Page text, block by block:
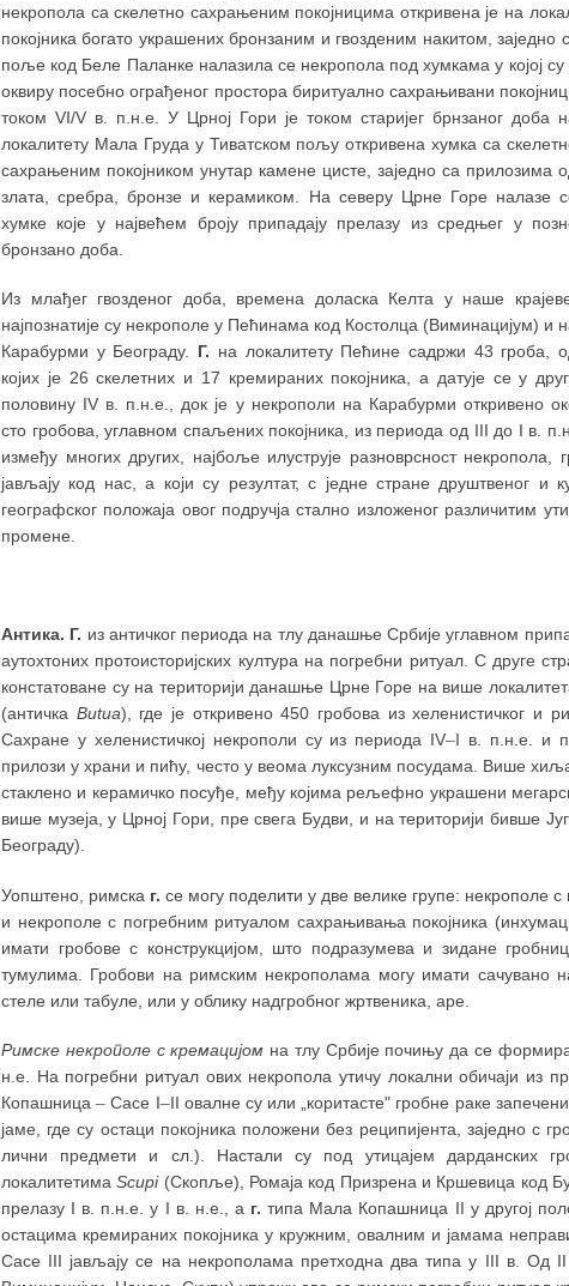
некропола са скелетно сахрањеним покојницима откривена је на
покојника богато украшених бронзаним и гвозденим накитом, заједно
поље код Беле Паланке налазила се некропола под хумкама у којој су
оквиру посебно ограђеног простора биритуално сахрањивани
током VI/V в. п.н.е. У Црној Гори је током старијег брнзаног доба
локалитету Мала Груда у Тиватском пољу откривена хумка са
сахрањеним покојником унутар камене цисте, заједно са прилозима
злата, сребра, бронзе и керамиком. На северу Црне Горе налазе
хумке које у највећем броју припадају прелазу из средњег у
бронзано доба.
Из млађег гвозденог доба, времена доласка Келта у наше
најпознатије су некрополе у Пећинама код Костолца (Виминацијум) и
Карабурми у Београду. Г. на локалитету Пећине садржи 43 гроба,
којих је 26 скелетних и 17 кремираних покојника, а датује се у
половину IV в. п.н.е., док је у некрополи на Карабурми откривено
сто гробова, углавном спаљених покојника, из периода од III до I в.
између многих других, најбоље илуструје разноврсност некропола,
јављају код нас, а који су резултат, с једне стране друштвеног и
географског положаја овог подручја стално изложеног различитим
промене.
Антика. Г. из античког периода на тлу данашње Србије углавном
аутохтоних протоисторијских култура на погребни ритуал. С друге
констатоване су на територији данашње Црне Горе на више
(античка Butua), где је откривено 450 гробова из хеленистичког
Сахране у хеленистичкој некрополи су из периода IV–I в. п.н.е. и
прилози у храни и пићу, често у веома луксузним посудама. Више
стаклено и керамичко посуђе, међу којима рељефно украшени
више музеја, у Црној Гори, пре свега Будви, и на територији бивше
Београду).
Уопштено, римска г. се могу поделити у две велике групе: некрополе
и некрополе с погребним ритуалом сахрањивања покојника
имати гробове с конструкцијом, што подразумева и зидане
тумулима. Гробови на римским некрополама могу имати сачувано
стеле или табуле, или у облику надгробног жртвеника, аре.
Римске некрополе с кремацијом на тлу Србије почињу да се
н.е. На погребни ритуал ових некропола утичу локални обичаји из
Копашница– Сасе I–II овалне су или „коритасте" гробне раке
јаме, где су остаци покојника положени без реципијента, заједно
лични предмети и сл.). Настали су под утицајем дарданских
локалитетимаScupi(Скопље), Ромаја код Призрена и Кршевица код
прелазу I в. п.н.е. у I в. н.е., а г. типа Мала Копашница II у другој
остацима кремираних покојника у кружним, овалним и јамама
Сасе III јављају се на некрополама претходна два типа у III в. Од